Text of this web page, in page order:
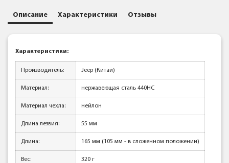
Описание Характеристики Отзывы
Характеристики:
Производитель: Jeep (Китай)
Материал: нержавеющая сталь 440HC
Материал чехла: нейлон
Длина лезвия: 55 мм
Длина: 165 мм (105 мм - в сложенном положении)
Вес: 320 г